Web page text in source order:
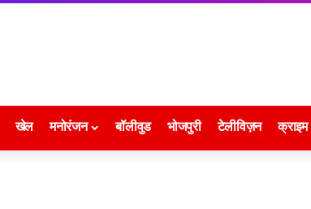
खेल मनोरंजन बॉलीवुड भोजपुरी टेलीविज़न क्राइम